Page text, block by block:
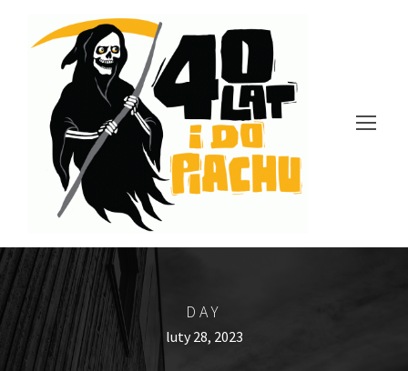
DAY
luty 28, 2023